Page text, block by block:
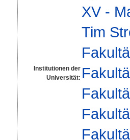
Institutionen der
Universität:
XV -
Tim